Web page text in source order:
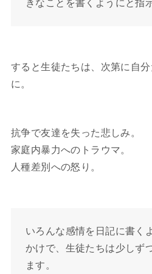
きなことを書くようにと指
すると生徒たちは、次第に自
に。
抗争で友達を失った悲しみ。
家庭内暴力へのトラウマ。
人種差別への怒り。
いろんな感情を日記に書く
かけで、生徒たちは少しず
ます。